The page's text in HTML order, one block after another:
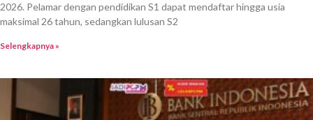
2026. Pelamar dengan pendidikan S1 dapat mendaftar hingga usia
maksimal 26 tahun, sedangkan lulusan S2
Selengkapnya »